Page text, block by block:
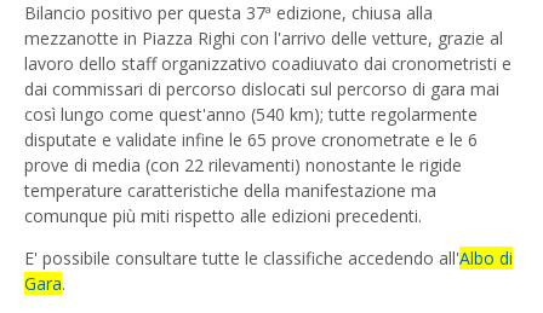
Bilancio positivo per questa 37ª edizione, chiusa alla
mezzanotte in Piazza Righi con l'arrivo delle vetture, grazie al
lavoro dello staff organizzativo coadiuvato dai cronometristi e
dai commissari di percorso dislocati sul percorso di gara mai
così lungo come quest'anno (540 km); tutte regolarmente
disputate e validate infine le 65 prove cronometrate e le 6
prove di media (con 22 rilevamenti) nonostante le rigide
temperature caratteristiche della manifestazione ma
comunque più miti rispetto alle edizioni precedenti.
E' possibile consultare tutte le classifiche accedendo all'Albo di
Gara.